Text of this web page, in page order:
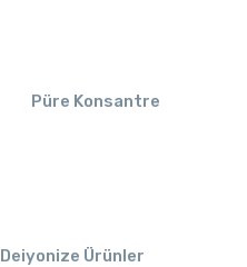
Püre Konsantre
Deiyonize Ürünler